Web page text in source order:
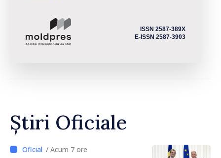
ISSN 2587-389X
E-ISSN 2587-3903
Știri Oficiale
/ Acum 7 ore